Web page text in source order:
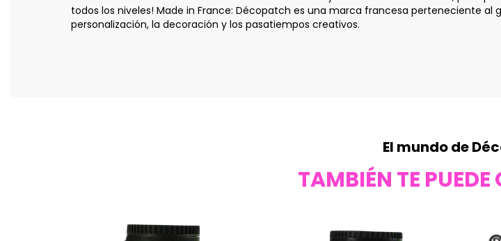
todos los niveles! Made in France: Décopatch es una marca francesa perteneciente
personalización, la decoración y los pasatiempos creativos.
El mundo de
TAMBIÉN TE PUEDE